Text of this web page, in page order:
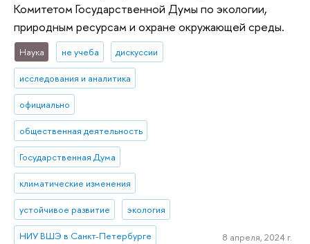
Комитетом Государственной Думы по экологии,
природным ресурсам и охране окружающей среды.
Наука не учеба дискуссии
исследования и аналитика
официально
общественная деятельность
Государственная Дума
климатические изменения
устойчивое развитие экология
НИУ ВШЭ в Санкт-Петербурге 8 апреля, 2024 г.